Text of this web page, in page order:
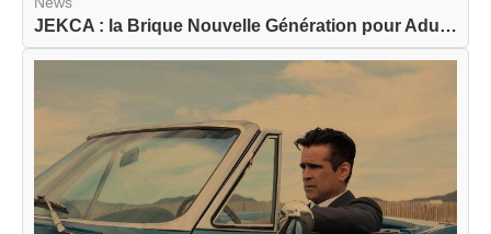
JEKCA : la Brique Nouvelle Génération pour Adult...